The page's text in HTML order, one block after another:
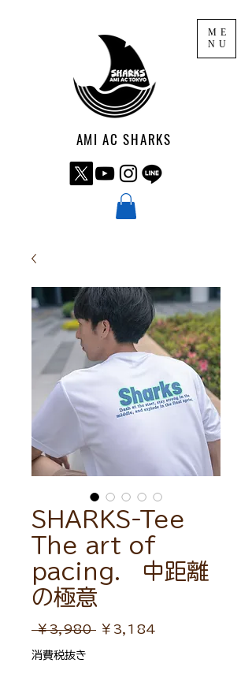
ME
NU
AMI AC SHARKS
SHARKS-Tee
The art of
pacing. 中距離
の極意
￥3,980 通￥3,184セ
消費税抜き